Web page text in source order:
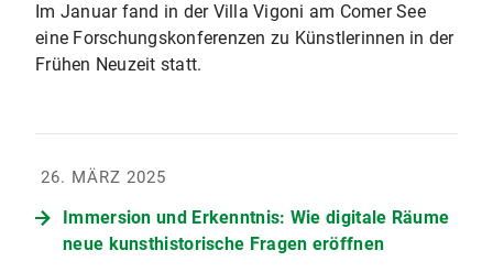
Im Januar fand in der Villa Vigoni am Comer See
eine Forschungskonferenzen zu Künstlerinnen in der
Frühen Neuzeit statt.
26. MÄRZ 2025
Immersion und Erkenntnis: Wie digitale Räume
neue kunsthistorische Fragen eröffnen